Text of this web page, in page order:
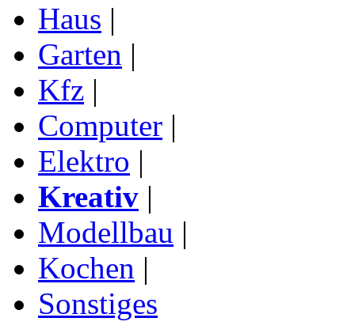
Haus |
Garten |
Kfz |
Computer |
Elektro |
Kreativ |
Modellbau |
Kochen |
Sonstiges